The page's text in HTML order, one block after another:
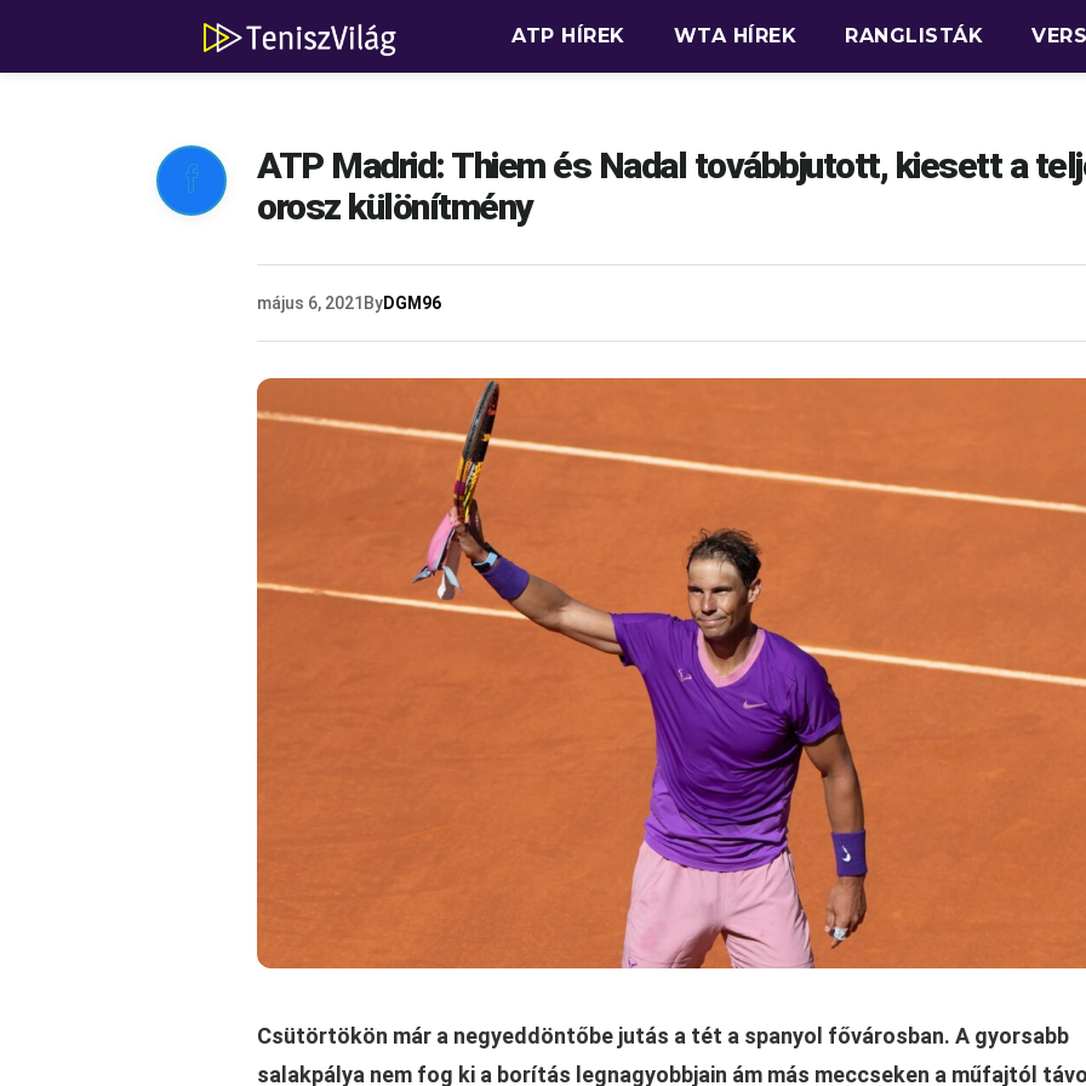
ATP HÍREK WTA HÍREK RANGLISTÁK

ATP Madrid: Thiem és Nadal továbbjutott, kiesett a
orosz különítmény
május 6, 2021 ByDGM96
Csütörtökön már a negyeddöntőbe jutás a tét a spanyol fővárosban. A gyorsabb
salakpálya nem fog ki a borítás legnagyobbjain ám más meccseken a műfajtól